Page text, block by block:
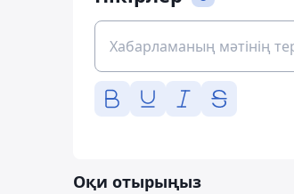
Оқи отырыңыз